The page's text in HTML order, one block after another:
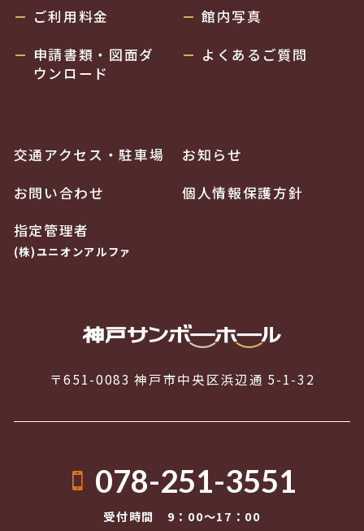
〒651-0083 神戸市中央区浜辺通 5-1-32
078-251-3551
受付時間 9：00〜17：00
ご利用料金
館内写真
申請書類・図面ダ
ウンロード
よくあるご質問
交通アクセス・駐車場
お知らせ
お問い合わせ
個人情報保護方針
指定管理者
(株)ユニオンアルファ